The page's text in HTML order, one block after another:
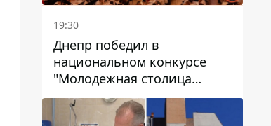
19:30
Днепр победил в
национальном конкурсе
"Молодежная столица
Украины – 2026"